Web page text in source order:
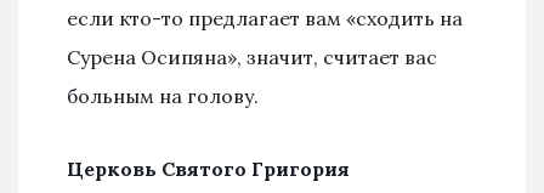
если кто-то предлагает вам «сходить на
Сурена Осипяна», значит, считает вас
больным на голову.
Церковь Святого Григория